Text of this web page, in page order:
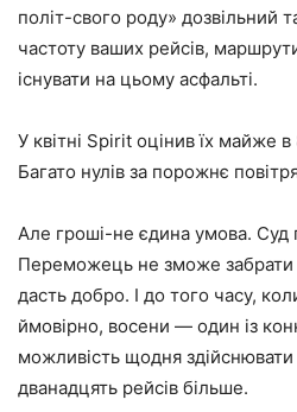
політ-свого роду» дозвільний
частоту ваших рейсів,
існувати на цьому асфальті.
У квітні Spirit оцінив їх майже в
Багато нулів за порожнє
Але гроші-не єдина умова. Суд
Переможець не зможе забрати
дасть добро. І до того часу,
ймовірно, восени — один із
можливість щодня
дванадцять рейсів більше.